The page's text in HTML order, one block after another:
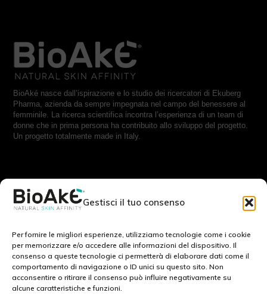
Gestisci il tuo consenso
Per fornire le migliori esperienze, utilizziamo tecnologie come i cookie
per memorizzare e/o accedere alle informazioni del dispositivo. Il
consenso a queste tecnologie ci permetterà di elaborare dati come il
comportamento di navigazione o ID unici su questo sito. Non
acconsentire o ritirare il consenso può influire negativamente su
alcune caratteristiche e funzioni.
BioAké nasce dall’ispirazione e lo studio dei ricercatori di Ekuberg
Pharma, azienda da sempre impegnata nel campo del benessere al
femminile. La ricerca scientifica incontra l’esperienza di un team di
donne che in prima persona ha contribuito allo sviluppo del progetto.
Un progetto totalmente made in Italy.
RESTA IN CONTATTO CON NOI:
Cookie Policy (EU)
Privacy Policy